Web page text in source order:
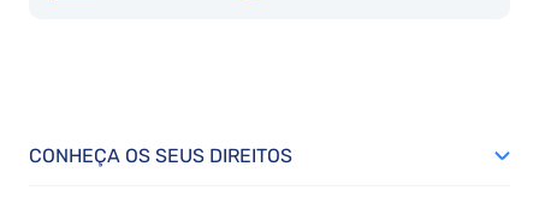
CONHEÇA OS SEUS DIREITOS